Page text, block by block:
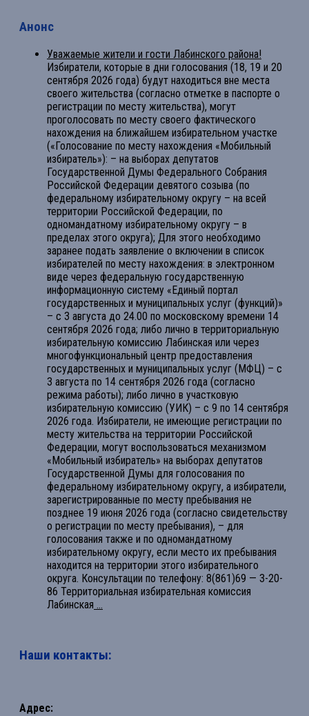
Анонс
Уважаемые жители и гости Лабинского района!
Избиратели, которые в дни голосования (18, 19 и 20
сентября 2026 года) будут находиться вне места
своего жительства (согласно отметке в паспорте о
регистрации по месту жительства), могут
проголосовать по месту своего фактического
нахождения на ближайшем избирательном участке
(«Голосование по месту нахождения «Мобильный
избиратель»): – на выборах депутатов
Государственной Думы Федерального Собрания
Российской Федерации девятого созыва (по
федеральному избирательному округу – на всей
территории Российской Федерации, по
одномандатному избирательному округу – в
пределах этого округа); Для этого необходимо
заранее подать заявление о включении в список
избирателей по месту нахождения: в электронном
виде через федеральную государственную
информационную систему «Единый портал
государственных и муниципальных услуг (функций)»
– с 3 августа до 24.00 по московскому времени 14
сентября 2026 года; либо лично в территориальную
избирательную комиссию Лабинская или через
многофункциональный центр предоставления
государственных и муниципальных услуг (МФЦ) – с
3 августа по 14 сентября 2026 года (согласно
режима работы); либо лично в участковую
избирательную комиссию (УИК) – с 9 по 14 сентября
2026 года. Избиратели, не имеющие регистрации по
месту жительства на территории Российской
Федерации, могут воспользоваться механизмом
«Мобильный избиратель» на выборах депутатов
Государственной Думы для голосования по
федеральному избирательному округу, а избиратели,
зарегистрированные по месту пребывания не
позднее 19 июня 2026 года (согласно свидетельству
о регистрации по месту пребывания), – для
голосования также и по одномандатному
избирательному округу, если место их пребывания
находится на территории этого избирательного
округа. Консультации по телефону: 8(861)69 — 3-20-
86 Территориальная избирательная комиссия
Лабинская ...
Наши контакты:
Адрес: